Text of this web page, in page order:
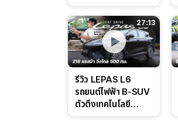
Performance แบบ
จัดเต็มในสนาม
27:13
รีวิว LEPAS L6
รถยนต์ไฟฟ้า B-SUV
ตัวตึงเทคโนโลยี